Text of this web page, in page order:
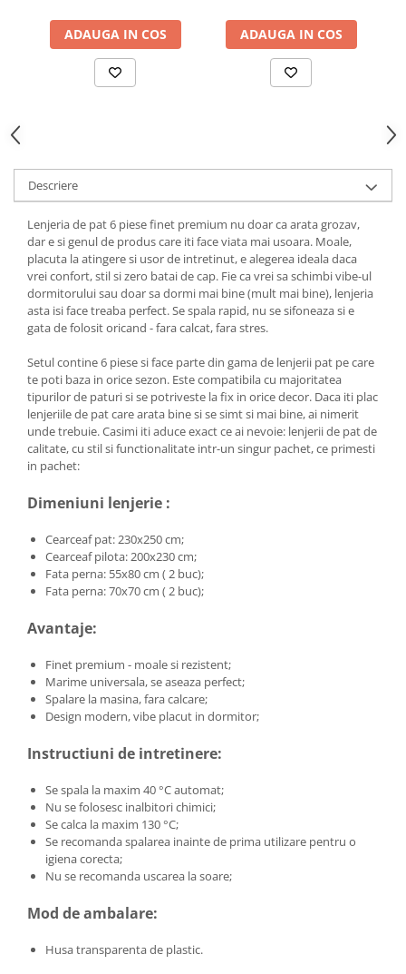
ADAUGA IN COS ADAUGA IN COS
Descriere
Lenjeria de pat 6 piese finet premium nu doar ca arata grozav,
dar e si genul de produs care iti face viata mai usoara. Moale,
placuta la atingere si usor de intretinut, e alegerea ideala daca
vrei confort, stil si zero batai de cap. Fie ca vrei sa schimbi vibe-ul
dormitorului sau doar sa dormi mai bine (mult mai bine), lenjeria
asta isi face treaba perfect. Se spala rapid, nu se sifoneaza si e
gata de folosit oricand - fara calcat, fara stres.
Setul contine 6 piese si face parte din gama de lenjerii pat pe care
te poti baza in orice sezon. Este compatibila cu majoritatea
tipurilor de paturi si se potriveste la fix in orice decor. Daca iti plac
lenjeriile de pat care arata bine si se simt si mai bine, ai nimerit
unde trebuie. Casimi iti aduce exact ce ai nevoie: lenjerii de pat de
calitate, cu stil si functionalitate intr-un singur pachet, ce primesti
in pachet:
Dimeniuni lenjerie :
Cearceaf pat: 230x250 cm;
Cearceaf pilota: 200x230 cm;
Fata perna: 55x80 cm ( 2 buc);
Fata perna: 70x70 cm ( 2 buc);
Avantaje:
Finet premium - moale si rezistent;
Marime universala, se aseaza perfect;
Spalare la masina, fara calcare;
Design modern, vibe placut in dormitor;
Instructiuni de intretinere:
Se spala la maxim 40 °C automat;
Nu se folosesc inalbitori chimici;
Se calca la maxim 130 °C;
Se recomanda spalarea inainte de prima utilizare pentru o
igiena corecta;
Nu se recomanda uscarea la soare;
Mod de ambalare:
Husa transparenta de plastic.